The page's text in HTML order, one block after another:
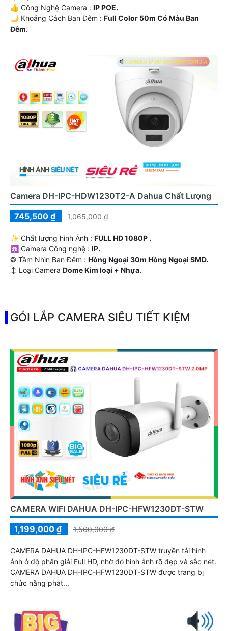
👍 Công Nghệ Camera : IP POE.
🌙 Khoảng Cách Ban Đêm : Full Color 50m Có Màu Ban
Ðêm.
Camera DH-IPC-HDW1230T2-A Dahua Chất Lượng
745,500 ₫
1,065,000 ₫
✨ Chất lượng hình Ảnh : FULL HD 1080P .
⚛️ Camera Công nghệ : IP.
❂ Tầm Nhìn Ban Đêm : Hồng Ngoại 30m Hồng Ngoại SMD.
↕️ Loại Camera Dome Kim loại + Nhựa.
GÓI LẮP CAMERA SIÊU TIẾT KIỆM
CAMERA WIFI DAHUA DH-IPC-HFW1230DT-STW
1,199,000 ₫
1,500,000 ₫
CAMERA DAHUA DH-IPC-HFW1230DT-STW truyền tải hình
ảnh ở độ phân giải Full HD, nhờ đó hình ảnh rõ đẹp và sắc nét.
CAMERA DAHUA DH-IPC-HFW1230DT-STW được trang bị
chức năng phát...